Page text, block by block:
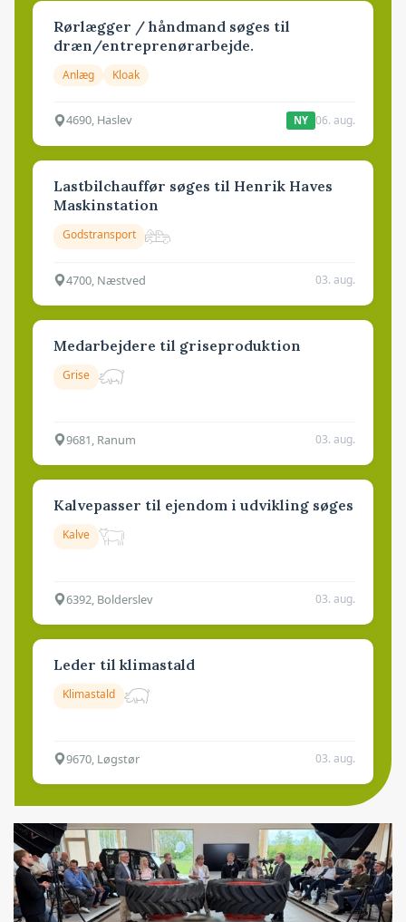
Rørlægger / håndmand søges til
dræn/entreprenørarbejde.
Anlæg Kloak
4690, Haslev NY 06. aug.
Lastbilchauffør søges til Henrik Haves
Maskinstation
Godstransport
4700, Næstved 03. aug.
Medarbejdere til griseproduktion
Grise
9681, Ranum 03. aug.
Kalvepasser til ejendom i udvikling søges
Kalve
6392, Bolderslev 03. aug.
Leder til klimastald
Klimastald
9670, Løgstør 03. aug.